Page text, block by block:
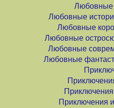
Любовные
Любовные
Любовные
Любовные
Любовные
Приключения